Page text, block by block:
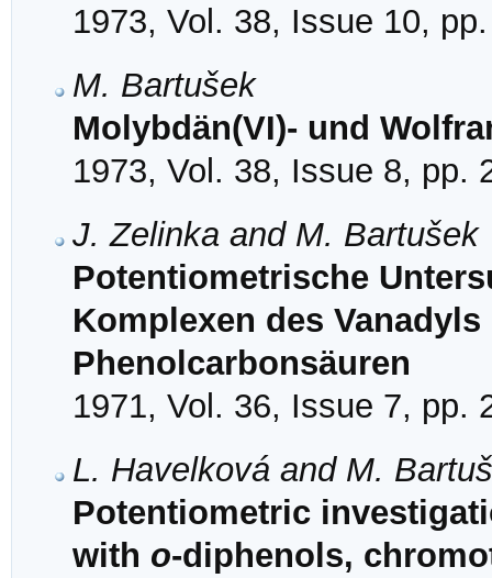
1973, Vol. 38, Issue 10,
M. Bartušek
Molybdän(VI)- und
1973, Vol. 38, Issue 8, pp.
J. Zelinka and M. Bartušek
Potentiometrische
Komplexen des
Phenolcarbonsäuren
1971, Vol. 36, Issue 7, pp.
L. Havelková and M.
Potentiometric
with o-diphenols,